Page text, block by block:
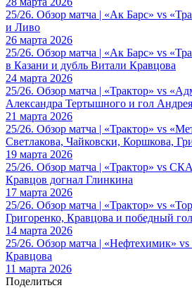
25/26. Обзор матча | «Ак Барс» vs
и Ливо
26 марта 2026
25/26. Обзор матча | «Ак Барс» vs
в Казани и дубль Витали Кравцова
24 марта 2026
25/26. Обзор матча | «Трактор» vs
Александра Тертышного и гол
21 марта 2026
25/26. Обзор матча | «Трактор» vs
Светлакова, Чайковски, Коршкова,
19 марта 2026
25/26. Обзор матча | «Трактор» vs
Кравцов догнал Глинкина
17 марта 2026
25/26. Обзор матча | «Трактор» vs
Григоренко, Кравцова и победный
14 марта 2026
25/26. Обзор матча | «Нефтехимик» vs
Кравцова
11 марта 2026
Поделиться